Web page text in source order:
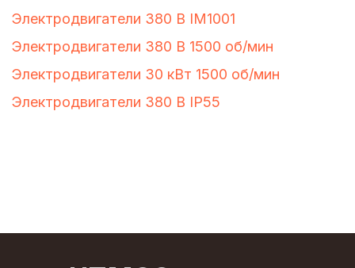
Электродвигатели 380 В IM1001
Электродвигатели 380 В 1500 об/мин
Электродвигатели 30 кВт 1500 об/мин
Электродвигатели 380 В IP55